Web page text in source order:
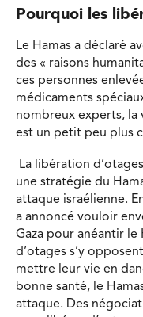
Pourquoi les
Le Hamas a déclaré
des « raisons
ces personnes
médicaments
nombreux experts,
est un petit peu plus
La libération
une stratégie du
attaque israélienne.
a annoncé vouloir
Gaza pour anéantir le
d’otages s’y
mettre leur vie en
bonne santé, le
attaque. Des